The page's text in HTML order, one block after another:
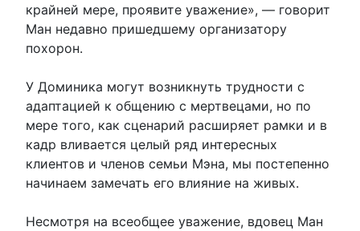
крайней мере, проявите уважение», — говорит
Ман недавно пришедшему организатору
похорон.
У Доминика могут возникнуть трудности с
адаптацией к общению с мертвецами, но по
мере того, как сценарий расширяет рамки и в
кадр вливается целый ряд интересных
клиентов и членов семьи Мэна, мы постепенно
начинаем замечать его влияние на живых.
Несмотря на всеобщее уважение, вдовец Ман